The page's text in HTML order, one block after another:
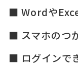
Wordや
スマホのつ
ログインで